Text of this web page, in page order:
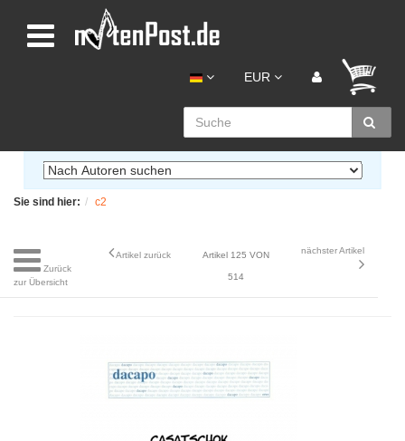
EUR
Sie sind hier: c2
Zurück
zur Übersicht
Artikel zurück Artikel 125 VON
514
nächster Artikel